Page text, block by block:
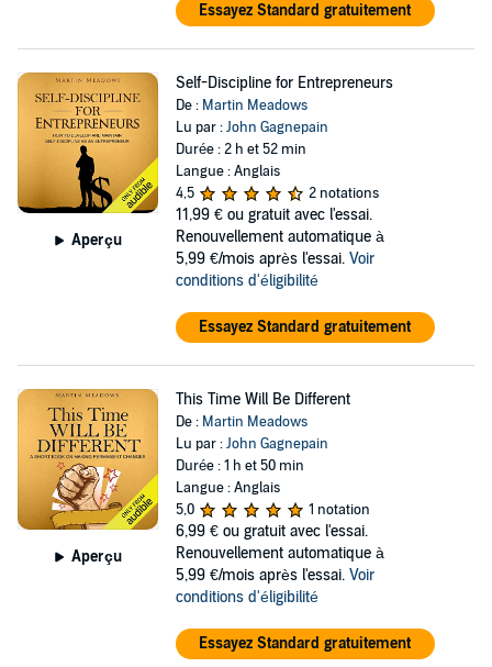
Essayez Standard gratuitement
Aperçu
Self-Discipline for Entrepreneurs
De : Martin Meadows
Lu par :John Gagnepain
Durée : 2 h et 52 min
Langue : Anglais
4,5
2 notations
11,99 € ou gratuit avec l'essai.
Renouvellement automatique à
5,99 €/mois après l'essai. Voir
conditions d'éligibilité
Essayez Standard gratuitement
Aperçu
This Time Will Be Different
De : Martin Meadows
Lu par :John Gagnepain
Durée : 1 h et 50 min
Langue : Anglais
5,0
1 notation
6,99 € ou gratuit avec l'essai.
Renouvellement automatique à
5,99 €/mois après l'essai. Voir
conditions d'éligibilité
Essayez Standard gratuitement